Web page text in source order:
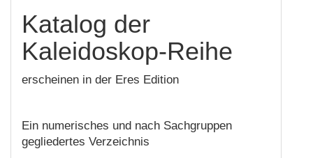
Katalog der
Kaleidoskop-Reihe
erscheinen in der Eres Edition
Ein numerisches und nach Sachgruppen
gegliedertes Verzeichnis